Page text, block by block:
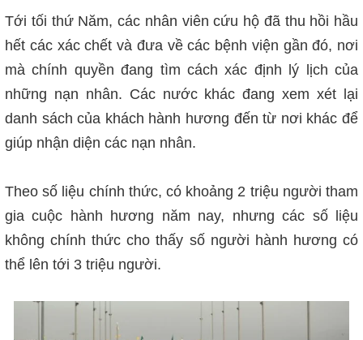
Tới tối thứ Năm, các nhân viên cứu hộ đã thu hồi hầu
hết các xác chết và đưa về các bệnh viện gần đó, nơi
mà chính quyền đang tìm cách xác định lý lịch của
những nạn nhân. Các nước khác đang xem xét lại
danh sách của khách hành hương đến từ nơi khác để
giúp nhận diện các nạn nhân.
Theo số liệu chính thức, có khoảng 2 triệu người tham
gia cuộc hành hương năm nay, nhưng các số liệu
không chính thức cho thấy số người hành hương có
thể lên tới 3 triệu người.